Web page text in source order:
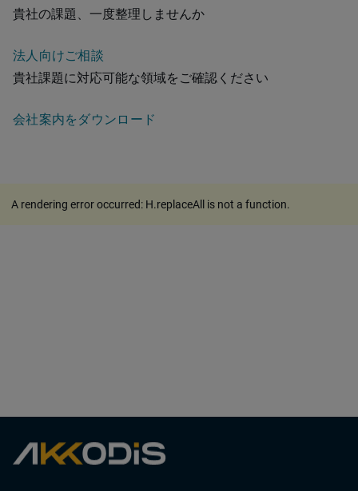
貴社の課題、一度整理しませんか
法人向けご相談
貴社課題に対応可能な領域をご確認ください
会社案内をダウンロード
A rendering error occurred: H.replaceAll is not a function.